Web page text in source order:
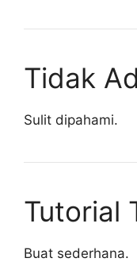
Tidak
Sulit dipahami.
Tutorial
Buat sederhana.